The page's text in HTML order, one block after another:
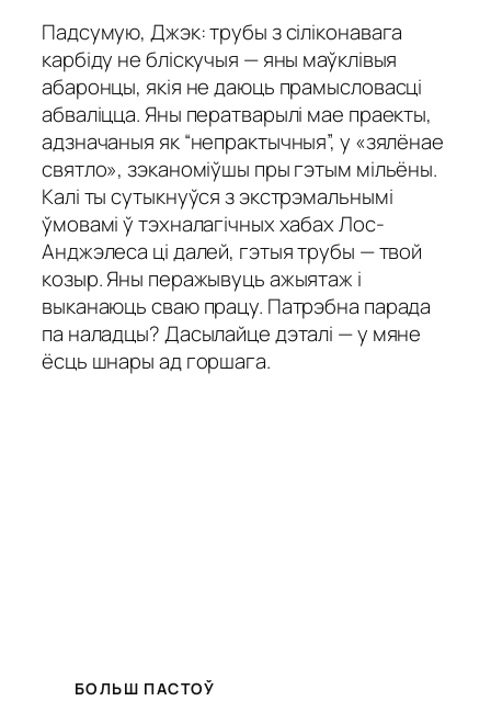
Падсумую, Джэк: трубы з сіліконавага
карбіду не бліскучыя — яны маўклівыя
абаронцы, якія не даюць прамысловасці
абваліцца. Яны ператварылі мае праекты,
адзначаныя як “непрактычныя”, у «зялёнае
святло», зэканоміўшы пры гэтым мільёны.
Калі ты сутыкнуўся з экстрэмальнымі
ўмовамі ў тэхналагічных хабах Лос-
Анджэлеса ці далей, гэтыя трубы — твой
козыр. Яны перажывуць ажыятаж і
выканаюць сваю працу. Патрэбна парада
па наладцы? Дасылайце дэталі — у мяне
ёсць шнары ад горшага.
БОЛЬШ ПАСТОЎ
Greek
Hausa
Hebrew
Hindi
Hungarian